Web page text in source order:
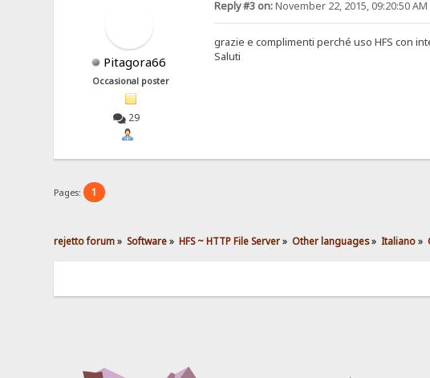
Pitagora66
Occasional poster
29
Reply #3 on:November 22, 2015, 09:20:50 AM
grazie e complimenti perché uso HFS con
Saluti
Pages: 1
rejetto forum» Software» HFS ~ HTTP File Server» Other languages» Italiano»